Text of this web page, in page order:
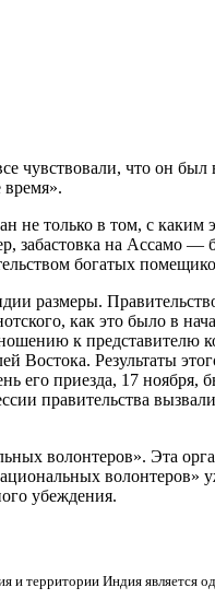
что он
не только в том, с
забастовка на Ассамо —
богатых
размеры.
как это было в
к представителю
Востока. Результаты
его приезда, 17
правительства
волонтеров». Эта
убеждения.
и территории Индия